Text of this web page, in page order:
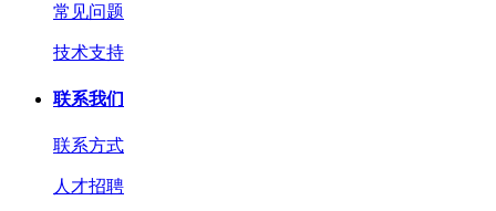
常见问题
技术支持
联系我们
联系方式
人才招聘